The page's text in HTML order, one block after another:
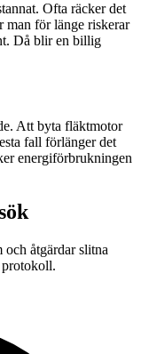
Ofta räcker det
man för länge riskerar
Då blir en billig
Att byta fläktmotor
fall förlänger det
energiförbrukningen
åtgärdar slitna